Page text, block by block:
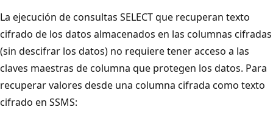
La ejecución de consultas SELECT que recuperan texto
cifrado de los datos almacenados en las columnas cifradas
(sin descifrar los datos) no requiere tener acceso a las
claves maestras de columna que protegen los datos. Para
recuperar valores desde una columna cifrada como texto
cifrado en SSMS: